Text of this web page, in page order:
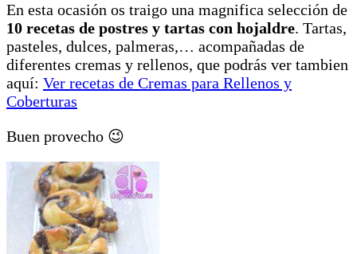
En esta ocasión os traigo una magnifica selección de
10 recetas de postres y tartas con hojaldre. Tartas,
pasteles, dulces, palmeras,… acompañadas de
diferentes cremas y rellenos, que podrás ver tambien
aquí: Ver recetas de Cremas para Rellenos y
Coberturas
Buen provecho 😉